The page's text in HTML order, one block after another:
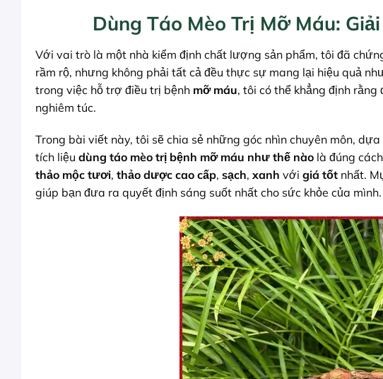
Dùng Táo Mèo Trị Mỡ Máu:
Với vai trò là một nhà kiểm định chất lượng sản phẩm, tôi đã
rầm rộ, nhưng không phải tất cả đều thực sự mang lại hiệu quả
trong việc hỗ trợ điều trị bệnh mỡ máu, tôi có thể khẳng định
nghiêm túc.
Trong bài viết này, tôi sẽ chia sẻ những góc nhìn chuyên môn,
tích liệu dùng táo mèo trị bệnh mỡ máu như thế nào là đúng
thảo mộc tươi, thảo dược cao cấp, sạch, xanh với giá tốt nhất.
giúp bạn đưa ra quyết định sáng suốt nhất cho sức khỏe của mình.